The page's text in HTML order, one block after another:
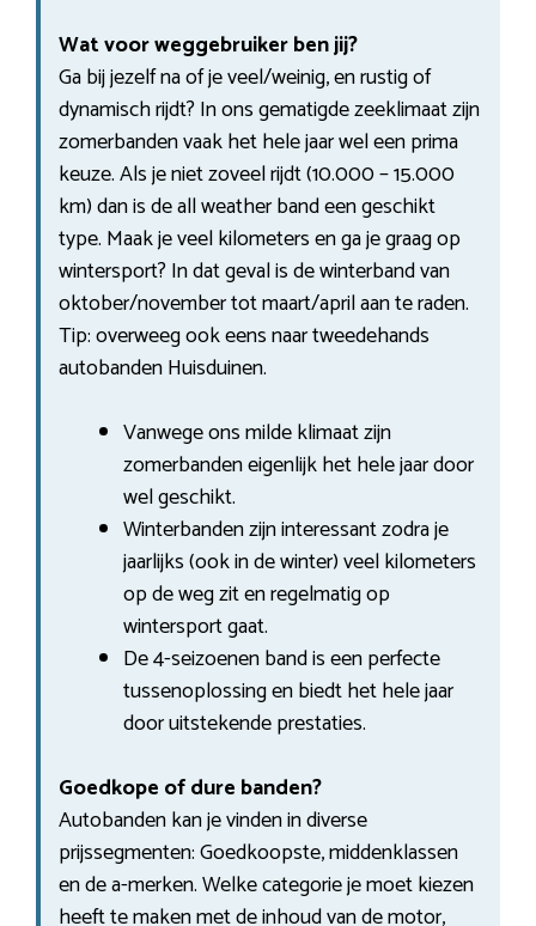
Wat voor weggebruiker ben jij?
Ga bij jezelf na of je veel/weinig, en rustig of
dynamisch rijdt? In ons gematigde zeeklimaat zijn
zomerbanden vaak het hele jaar wel een prima
keuze. Als je niet zoveel rijdt (10.000 – 15.000
km) dan is de all weather band een geschikt
type. Maak je veel kilometers en ga je graag op
wintersport? In dat geval is de winterband van
oktober/november tot maart/april aan te raden.
Tip: overweeg ook eens naar tweedehands
autobanden Huisduinen.
Vanwege ons milde klimaat zijn
zomerbanden eigenlijk het hele jaar door
wel geschikt.
Winterbanden zijn interessant zodra je
jaarlijks (ook in de winter) veel kilometers
op de weg zit en regelmatig op
wintersport gaat.
De 4-seizoenen band is een perfecte
tussenoplossing en biedt het hele jaar
door uitstekende prestaties.
Goedkope of dure banden?
Autobanden kan je vinden in diverse
prijssegmenten: Goedkoopste, middenklassen
en de a-merken. Welke categorie je moet kiezen
heeft te maken met de inhoud van de motor,